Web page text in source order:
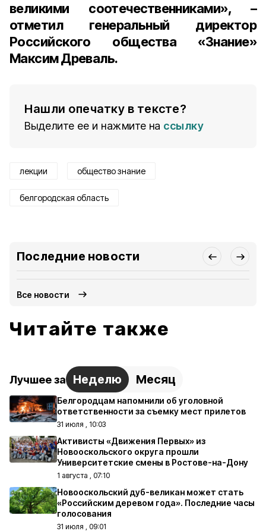
великими соотечественниками», –
отметил генеральный директор
Российского общества «Знание»
Максим Древаль.
Нашли опечатку в тексте?
Выделите ее и нажмите на ссылку
лекции общество знание
белгородская область
Последние новости
Все новости
Читайте также
Лучшее за Неделю Месяц
Белгородцам напомнили об уголовной
ответственности за съемку мест прилетов
31 июля , 10:03
Активисты «Движения Первых» из
Новооскольского округа прошли
Университетские смены в Ростове-на-Дону
1 августа , 07:10
Новооскольский дуб-великан может стать
«Российским деревом года». Последние часы
голосования
31 июля , 09:01